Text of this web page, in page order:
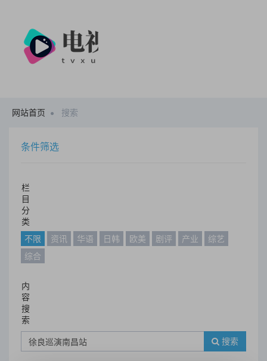
网站首页 搜索
条件筛选
栏
目
分
类
不限
资讯 华语 日韩 欧美 剧评 产业
综艺
综合
内
容
搜
索
搜索